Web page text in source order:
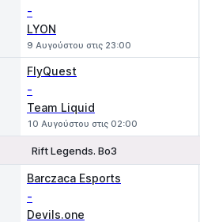
-
LYON
9 Αυγούστου στις 23:00
FlyQuest
-
Team Liquid
10 Αυγούστου στις 02:00
Rift Legends. Bo3
Barczaca Esports
-
Devils.one